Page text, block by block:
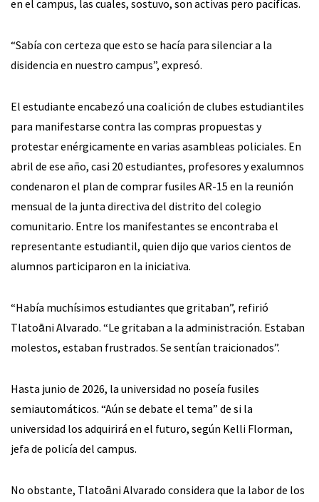
en el campus, las cuales, sostuvo, son activas pero pacíficas.
“Sabía con certeza que esto se hacía para silenciar a la
disidencia en nuestro campus”, expresó.
El estudiante encabezó una coalición de clubes estudiantiles
para manifestarse contra las compras propuestas y
protestar enérgicamente en varias asambleas policiales. En
abril de ese año, casi 20 estudiantes, profesores y exalumnos
condenaron el plan de comprar fusiles AR-15 en la reunión
mensual de la junta directiva del distrito del colegio
comunitario. Entre los manifestantes se encontraba el
representante estudiantil, quien dijo que varios cientos de
alumnos participaron en la iniciativa.
“Había muchísimos estudiantes que gritaban”, refirió
Tlatoāni Alvarado. “Le gritaban a la administración. Estaban
molestos, estaban frustrados. Se sentían traicionados”.
Hasta junio de 2026, la universidad no poseía fusiles
semiautomáticos. “Aún se debate el tema” de si la
universidad los adquirirá en el futuro, según Kelli Florman,
jefa de policía del campus.
No obstante, Tlatoāni Alvarado considera que la labor de los